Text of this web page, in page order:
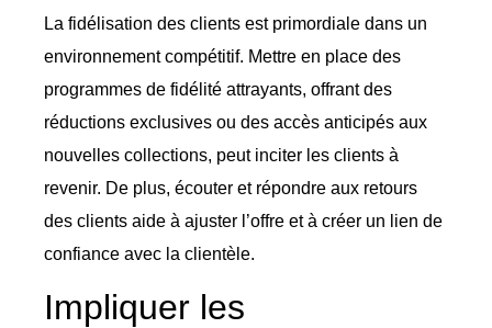
La fidélisation des clients est primordiale dans un
environnement compétitif. Mettre en place des
programmes de fidélité attrayants, offrant des
réductions exclusives ou des accès anticipés aux
nouvelles collections, peut inciter les clients à
revenir. De plus, écouter et répondre aux retours
des clients aide à ajuster l’offre et à créer un lien de
confiance avec la clientèle.
Impliquer les